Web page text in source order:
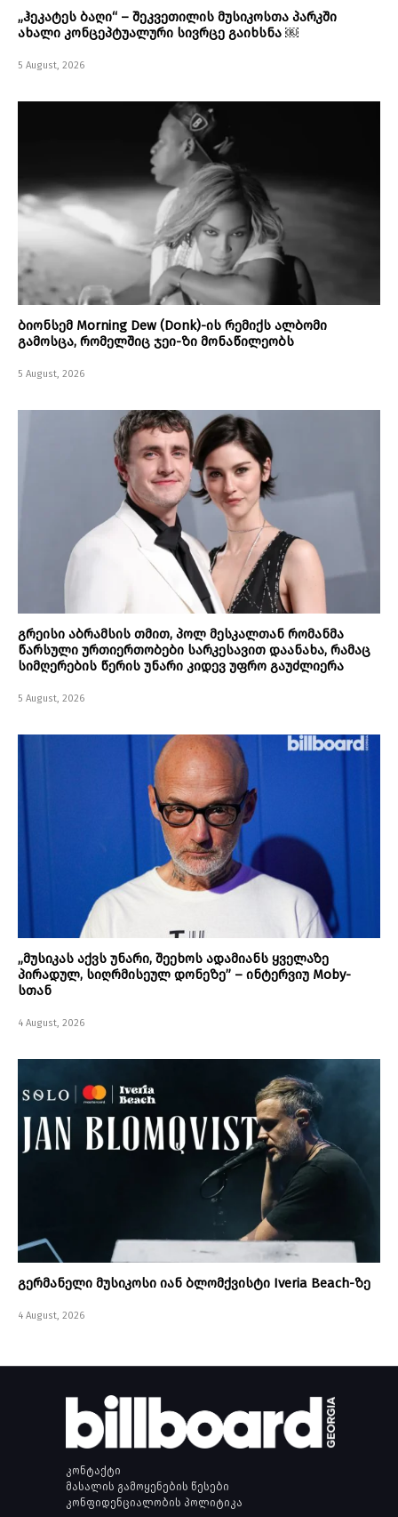
„ჰეკატეს ბაღი“ – შეკვეთილის მუსიკოსთა პარკში
ახალი კონცეპტუალური სივრცე გაიხსნა ￼
5 August, 2026
ბიონსემ Morning Dew (Donk)-ის რემიქს ალბომი
გამოსცა, რომელშიც ჯეი-ზი მონაწილეობს
5 August, 2026
გრეისი აბრამსის თმით, პოლ მესკალთან რომანმა
წარსული ურთიერთობები სარკესავით დაანახა, რამაც
სიმღერების წერის უნარი კიდევ უფრო გაუძლიერა
5 August, 2026
„მუსიკას აქვს უნარი, შეეხოს ადამიანს ყველაზე
პირადულ, სიღრმისეულ დონეზე” – ინტერვიუ Moby-
სთან
4 August, 2026
გერმანელი მუსიკოსი იან ბლომქვისტი Iveria Beach-ზე
4 August, 2026
კონტაქტი
მასალის გამოყენების წესები
კონფიდენციალობის პოლიტიკა